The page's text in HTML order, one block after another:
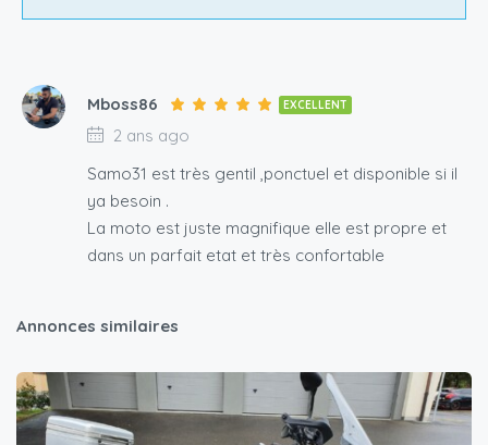
Mboss86 EXCELLENT
2 ans ago
Samo31 est très gentil ,ponctuel et disponible si il
ya besoin .
La moto est juste magnifique elle est propre et
dans un parfait etat et très confortable
Annonces similaires